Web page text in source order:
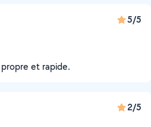
5/5
et rapide.
2/5